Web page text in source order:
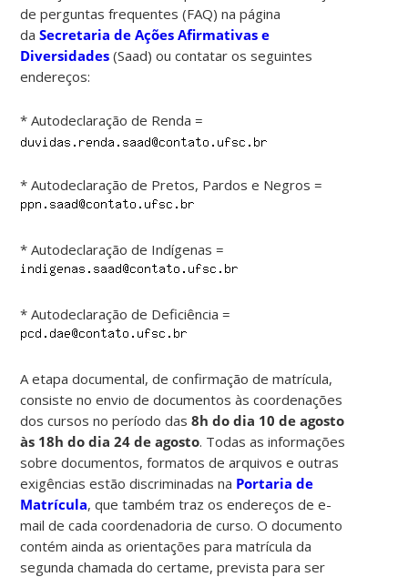
de perguntas frequentes (FAQ) na página
daSecretaria de Ações Afirmativas e
Diversidades (Saad) ou contatar os seguintes
endereços:
* Autodeclaração de Renda =
* Autodeclaração de Pretos, Pardos e Negros =
* Autodeclaração de Indígenas =
* Autodeclaração de Deficiência =
A etapa documental, de confirmação de matrícula,
consiste no envio de documentos às coordenações
dos cursos no período das8h do dia 10 de agosto
às 18h do dia 24 de agosto. Todas as informações
sobre documentos, formatos de arquivos e outras
exigências estão discriminadas na Portaria de
Matrícula, que também traz os endereços de e-
mail de cada coordenadoria de curso. O documento
contém ainda as orientações para matrícula da
segunda chamada do certame, prevista para ser